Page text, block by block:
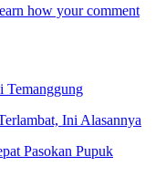
how your comment
Temanggung
Ini Alasannya
Pasokan Pupuk